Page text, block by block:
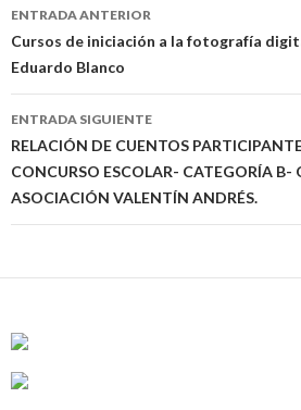
Navegación
de
entradas
ENTRADA ANTERIOR
Cursos de iniciación a la fotografía
Eduardo Blanco
ENTRADA SIGUIENTE
RELACIÓN DE CUENTOS
CONCURSO ESCOLAR- CATEGORÍA
ASOCIACIÓN VALENTÍN ANDRÉS.